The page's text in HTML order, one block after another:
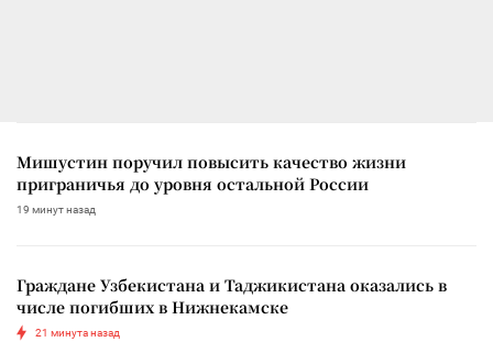
Мишустин поручил повысить качество жизни
приграничья до уровня остальной России
19 минут назад
Граждане Узбекистана и Таджикистана оказались в
числе погибших в Нижнекамске
21 минута назад